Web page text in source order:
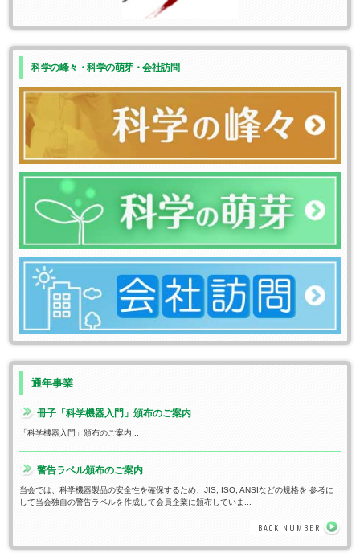
科学の峰々・科学の萌芽・会社訪問
通年事業
冊子「科学機器入門」頒布のご案内
「科学機器入門」頒布のご案内...
警告ラベル頒布のご案内
当会では、科学機器製品の安全性を確保するため、JIS, ISO, ANSIなどの規格を 参考に
して当会独自の警告ラベルを作成して会員企業に頒布していま...
BACK NUMBER